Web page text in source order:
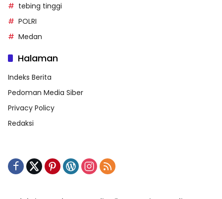
tebing tinggi
POLRI
Medan
Halaman
Indeks Berita
Pedoman Media Siber
Privacy Policy
Redaksi